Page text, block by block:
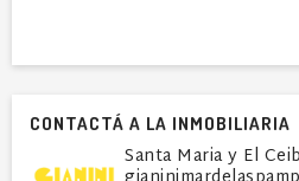
CONTACTÁ A LA INMOBILIARIA